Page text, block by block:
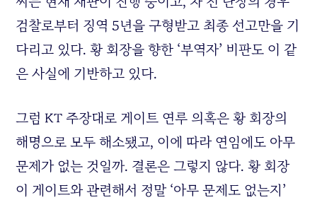
검찰로부터 징역 5년을 구형받고 최종 선고만을 기
다리고 있다. 황 회장을 향한 ‘부역자’ 비판도 이 같
은 사실에 기반하고 있다.
그럼KT주장대로 게이트 연루 의혹은 황 회장의
해명으로 모두 해소됐고, 이에 따라 연임에도 아무
문제가 없는 것일까. 결론은 그렇지 않다. 황 회장
이 게이트와 관련해서 정말 ‘아무 문제도 없는지’